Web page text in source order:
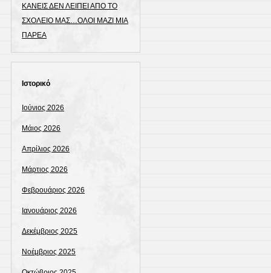
ΚΑΝΕΙΣ ΔΕΝ ΛΕΙΠΕΙ ΑΠΟ ΤΟ
ΣΧΟΛΕΙΟ ΜΑΣ…ΟΛΟΙ ΜΑΖΙ ΜΙΑ
ΠΑΡΕΑ
Ιστορικό
Ιούνιος 2026
Μάιος 2026
Απρίλιος 2026
Μάρτιος 2026
Φεβρουάριος 2026
Ιανουάριος 2026
Δεκέμβριος 2025
Νοέμβριος 2025